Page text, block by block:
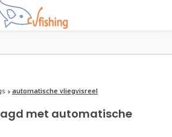
automatische vliegvisreel
met automatische